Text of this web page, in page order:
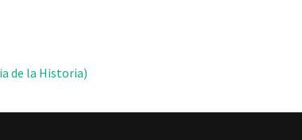
de la Historia)